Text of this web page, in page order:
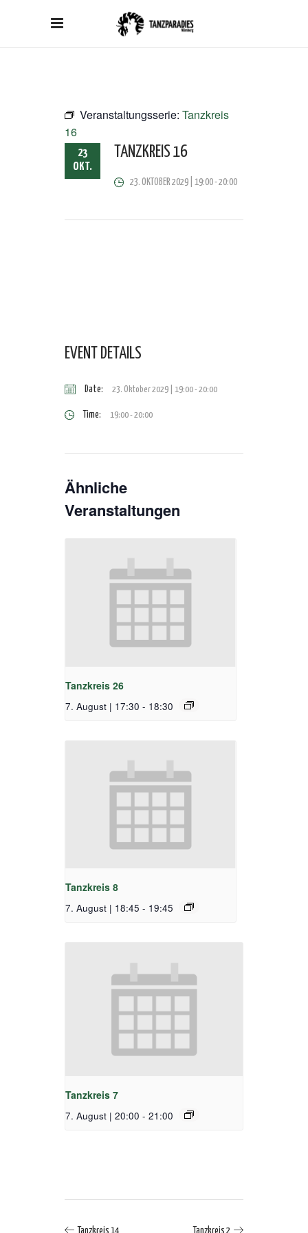
Veranstaltungsserie: Tanzkreis
16
23
OKT.
TANZKREIS 16
23. OKTOBER 2029 | 19:00-20:00
EVENT DETAILS
Date: 23. Oktober 2029 | 19:00-20:00
Time: 19:00 - 20:00
Ähnliche
Veranstaltungen
Tanzkreis 26
7. August | 17:30 - 18:30
Tanzkreis 8
7. August | 18:45 - 19:45
Tanzkreis 7
7. August | 20:00 - 21:00
Tanzkreis 14 Tanzkreis 2